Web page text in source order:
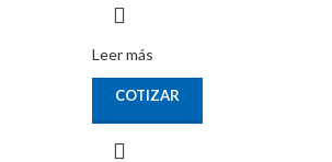
Leer más
COTIZAR